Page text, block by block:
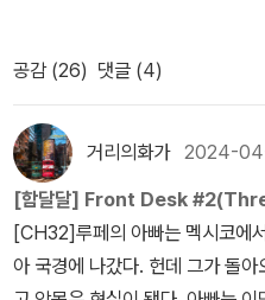
턴 시리즈! 올해는 나머지도 마
에 유일하게 마음을 기쁨과 감동
감사합니다 ㅜㅜ 2024년을 함께
새해 복 많이 받으세요!2025년에
좋겠습니다. (많이 사지는 말고..,
좋겠군요!)
진심인 거 보이시죠. 이것만큼은
고 <이기적인 유전자> 읽어놓고
심은 여기까지인가..? 이중 강추
e Keys> 요 시리즈도 강추입니
도 좋았어요. 읽을 책들다락방님
것도 없고> 세트! 1권 거의 다 읽
니다. 하, 이런 장편은 몰아 읽어
예정 책. 이 책 얘기 많이 들어서(내
일어나기 전의 역사적 배경과 시
기까지 통합적인 흐름을 엿볼 수
명과 자본주의> 1권은 15~18세
생활을 엿본다. 일상 생활이라는
사용하는 다양한 물품들이 어떤
해볼 수 있었다. 음료인 커피나 차
롯한 먹거리, 집, 가구, 의복, 사치
로운 소비 생활을 확인할 수 있
공감 (26) 댓글 (4)
거리의화가2024-
[함달달] Front Desk
[CH32]루페의 아빠는 멕시코에
아 국경에 나갔다. 헌데 그가 돌